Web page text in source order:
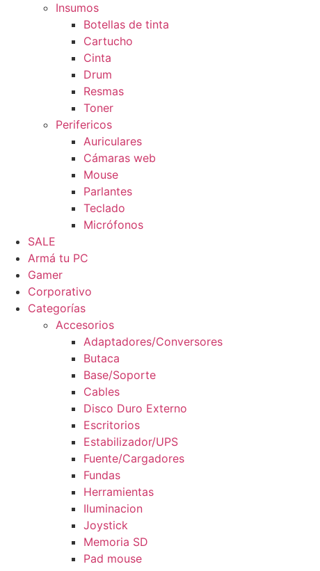
Insumos
Botellas de tinta
Cartucho
Cinta
Drum
Resmas
Toner
Perifericos
Auriculares
Cámaras web
Mouse
Parlantes
Teclado
Micrófonos
SALE
Armá tu PC
Gamer
Corporativo
Categorías
Accesorios
Adaptadores/Conversores
Butaca
Base/Soporte
Cables
Disco Duro Externo
Escritorios
Estabilizador/UPS
Fuente/Cargadores
Fundas
Herramientas
Iluminacion
Joystick
Memoria SD
Pad mouse